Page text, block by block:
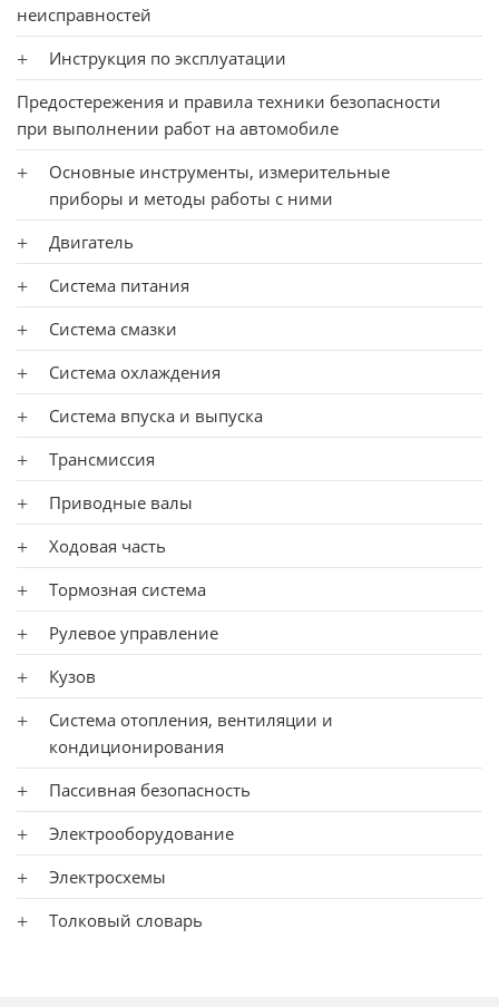
неисправностей
Инструкция по эксплуатации
Предостережения и правила техники безопасности
при выполнении работ на автомобиле
Основные инструменты, измерительные
приборы и методы работы с ними
Двигатель
Система питания
Система смазки
Система охлаждения
Система впуска и выпуска
Трансмиссия
Приводные валы
Ходовая часть
Тормозная система
Рулевое управление
Кузов
Система отопления, вентиляции и
кондиционирования
Пассивная безопасность
Электрооборудование
Электросхемы
Толковый словарь